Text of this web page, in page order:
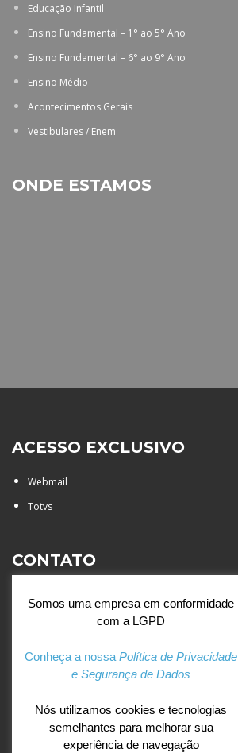
Educação Infantil
Ensino Fundamental – 1° ao 5° Ano
Ensino Fundamental – 6° ao 9° Ano
Ensino Médio
Acontecimentos Gerais
Vestibulares / Enem
ONDE ESTAMOS
ACESSO EXCLUSIVO
Webmail
Totvs
CONTATO
Santa Catarina - São José do
Rio Preto (SP)
+55 (17) 3354 7000
agostiniano@csj.g12.br
REDES SOCIAIS
Somos uma empresa em conformidade
com a LGPD
Conheça a nossa Política de Privacidade
e Segurança de Dados
Nós utilizamos cookies e tecnologias
semelhantes para melhorar sua
experiência de navegação